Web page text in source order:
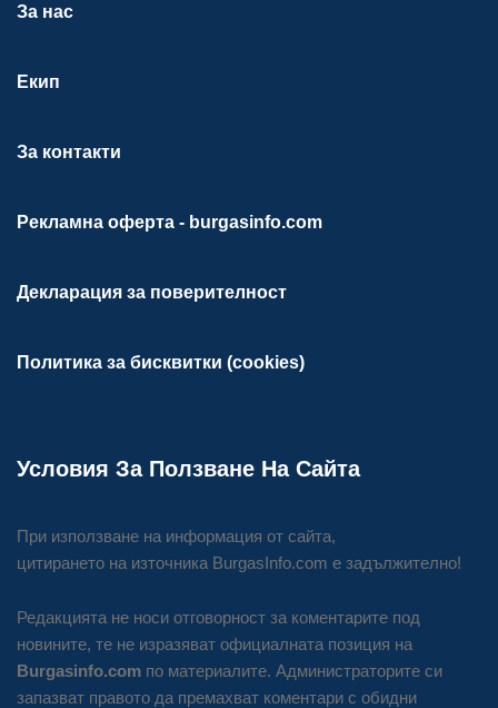
За нас
Екип
За контакти
Рекламна оферта - burgasinfo.com
Декларация за поверителност
Политика за бисквитки (cookies)
Условия За Ползване На Сайта
При използване на информация от сайта,
цитирането на източника BurgasInfo.com е задължително!
Редакцията не носи отговорност за коментарите под
новините, те не изразяват официалната позиция на
Burgasinfo.com по материалите. Администраторите си
запазват правото да премахват коментари с обидни